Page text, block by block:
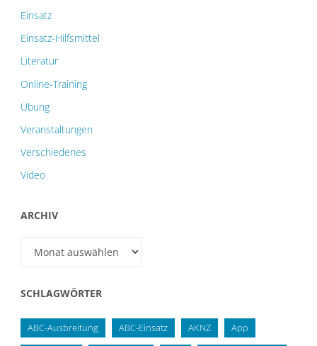
Einsatz
Einsatz-Hilfsmittel
Literatur
Online-Training
Übung
Veranstaltungen
Verschiedenes
Video
ARCHIV
SCHLAGWÖRTER
ABC-Ausbreitung ABC-Einsatz AKNZ App